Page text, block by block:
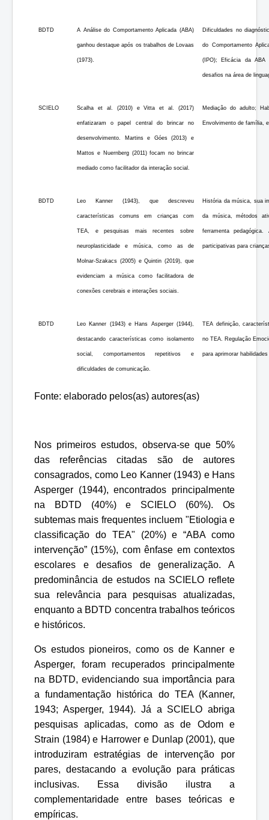
BDTD A Análise do Comportamento Aplicada (ABA)
ganhou destaque após os trabalhos de Lovaas
(1973).
Dificuldades no
do Comportamento
(IPO); Eficácia da ABA
desafios na área de
SCIELO Scalha et al. (2010) e Vitta et al. (2017)
enfatizaram o papel central do brincar no
desenvolvimento. Martins e Góes (2013) e
Mattos e Nuernberg (2011) focam no brincar
mediado como facilitador da interação social.
Mediação do adulto;
Envolvimento de família,
BDTD Leo Kanner (1943), que descreveu
características comuns em crianças com
TEA, e pesquisas mais recentes sobre
neuroplasticidade e música, como as de
Molnar-Szakacs (2005) e Quintin (2019), que
evidenciam a música como facilitadora de
conexões cerebrais e interações sociais.
História da música, sua
da música, métodos
ferramenta
participativas para
BDTD Leo Kanner (1943) e Hans Asperger (1944),
destacando características como isolamento
social, comportamentos repetitivos e
dificuldades de comunicação.
TEA definição,
no TEA. Regulação
para aprimorar
Fonte: elaborado pelos(as) autores(as)
Nos primeiros estudos, observa-se que 50%
das referências citadas são de autores
consagrados, como Leo Kanner (1943) e Hans
Asperger (1944), encontrados principalmente
na BDTD (40%) e SCIELO (60%). Os
subtemas mais frequentes incluem "Etiologia e
classificação do TEA" (20%) e “ABA como
intervenção” (15%), com ênfase em contextos
escolares e desafios de generalização. A
predominância de estudos na SCIELO reflete
sua relevância para pesquisas atualizadas,
enquanto a BDTD concentra trabalhos teóricos
e históricos.
Os estudos pioneiros, como os de Kanner e
Asperger, foram recuperados principalmente
na BDTD, evidenciando sua importância para
a fundamentação histórica do TEA (Kanner,
1943; Asperger, 1944). Já a SCIELO abriga
pesquisas aplicadas, como as de Odom e
Strain (1984) e Harrower e Dunlap (2001), que
introduziram estratégias de intervenção por
pares, destacando a evolução para práticas
inclusivas. Essa divisão ilustra a
complementaridade entre bases teóricas e
empíricas.